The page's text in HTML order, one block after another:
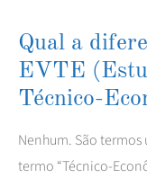
Qual a
EVTE
Técnico-
Nenhum. São
termo “Técnico-